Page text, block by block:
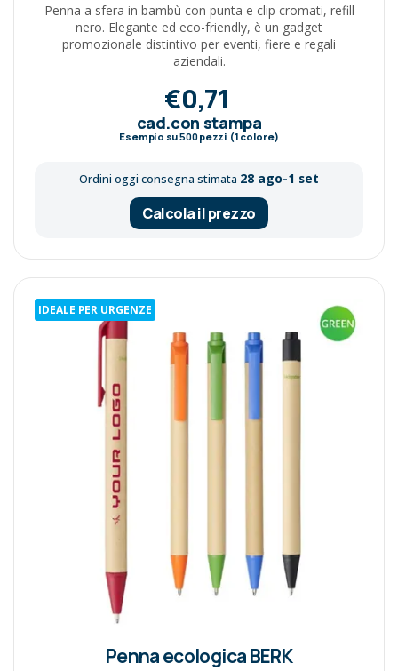
Penna a sfera in bambù con punta e clip cromati, refill
nero. Elegante ed eco-friendly, è un gadget
promozionale distintivo per eventi, fiere e regali
aziendali.
€0,71
cad.con stampa
Esempio su500pezzi (1 colore)
Ordini oggi consegna stimata 28 ago-1 set
Calcola il prezzo
IDEALE PER URGENZE
Penna ecologica BERK